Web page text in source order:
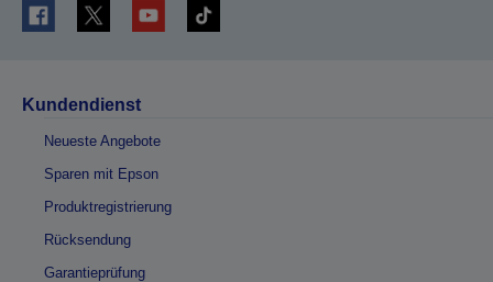
Kundendienst
Neueste Angebote
Sparen mit Epson
Produktregistrierung
Rücksendung
Garantieprüfung